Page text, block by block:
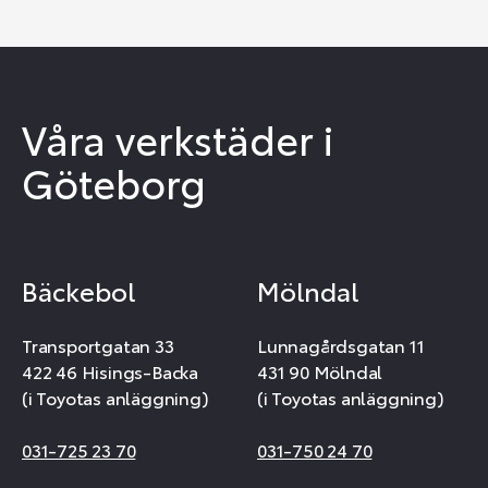
Våra verkstäder i
Göteborg
Bäckebol
Transportgatan 33
422 46 Hisings-Backa
(i Toyotas anläggning)
031-725 23 70
Mölndal
Lunnagårdsgatan 11
431 90 Mölndal
(i Toyotas anläggning)
031-750 24 70